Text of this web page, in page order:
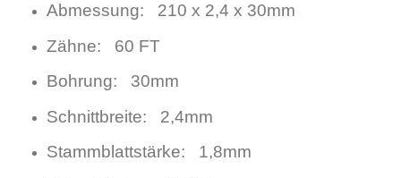
Abmessung: 210 x 2,4 x 30mm
Zähne: 60 FT
Bohrung: 30mm
Schnittbreite: 2,4mm
Stammblattstärke: 1,8mm